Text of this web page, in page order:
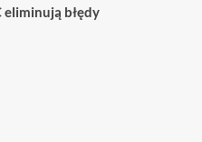
eliminują błędy